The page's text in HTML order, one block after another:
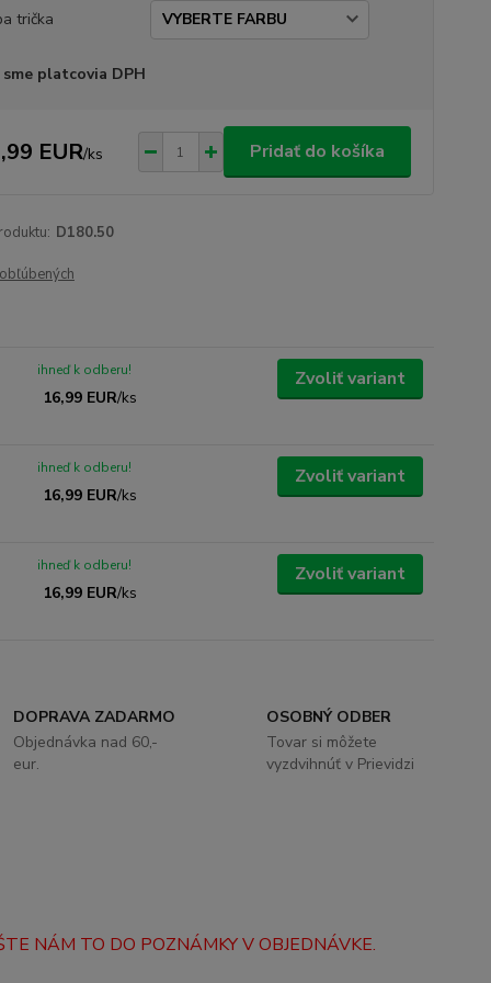
trička
sme platcovia DPH
EUR/ks Pridať do košíka
D180.50
16,99 EUR/ks
ihneď k odberu! Zvoliť variant
16,99 EUR/ks
ihneď k odberu! Zvoliť variant
16,99 EUR/ks
ihneď k odberu! Zvoliť variant
DOPRAVA ZADARMO
Objednávka nad 60,-
eur.
OSOBNÝ ODBER
Tovar si môžete
vyzdvihnúť v Prievidzi
NÁM TO DO POZNÁMKY V OBJEDNÁVKE.